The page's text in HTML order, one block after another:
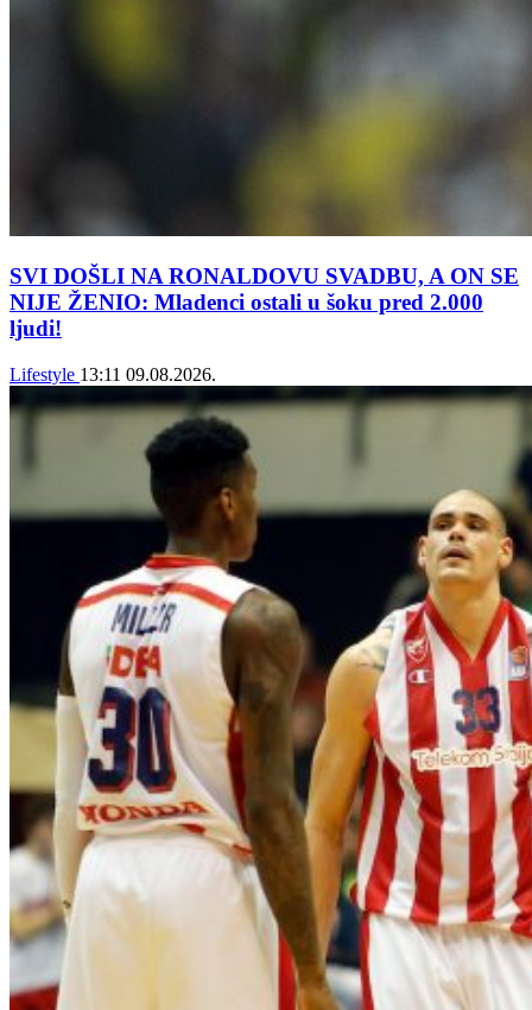
SVI DOŠLI NA RONALDOVU SVADBU, A ON SE
NIJE ŽENIO: Mladenci ostali u šoku pred 2.000
ljudi!
Lifestyle 13:11 09.08.2026.